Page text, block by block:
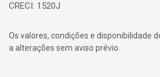
CRECI: 1520J
Os valores, condições e disponibilidade
a alterações sem aviso prévio.